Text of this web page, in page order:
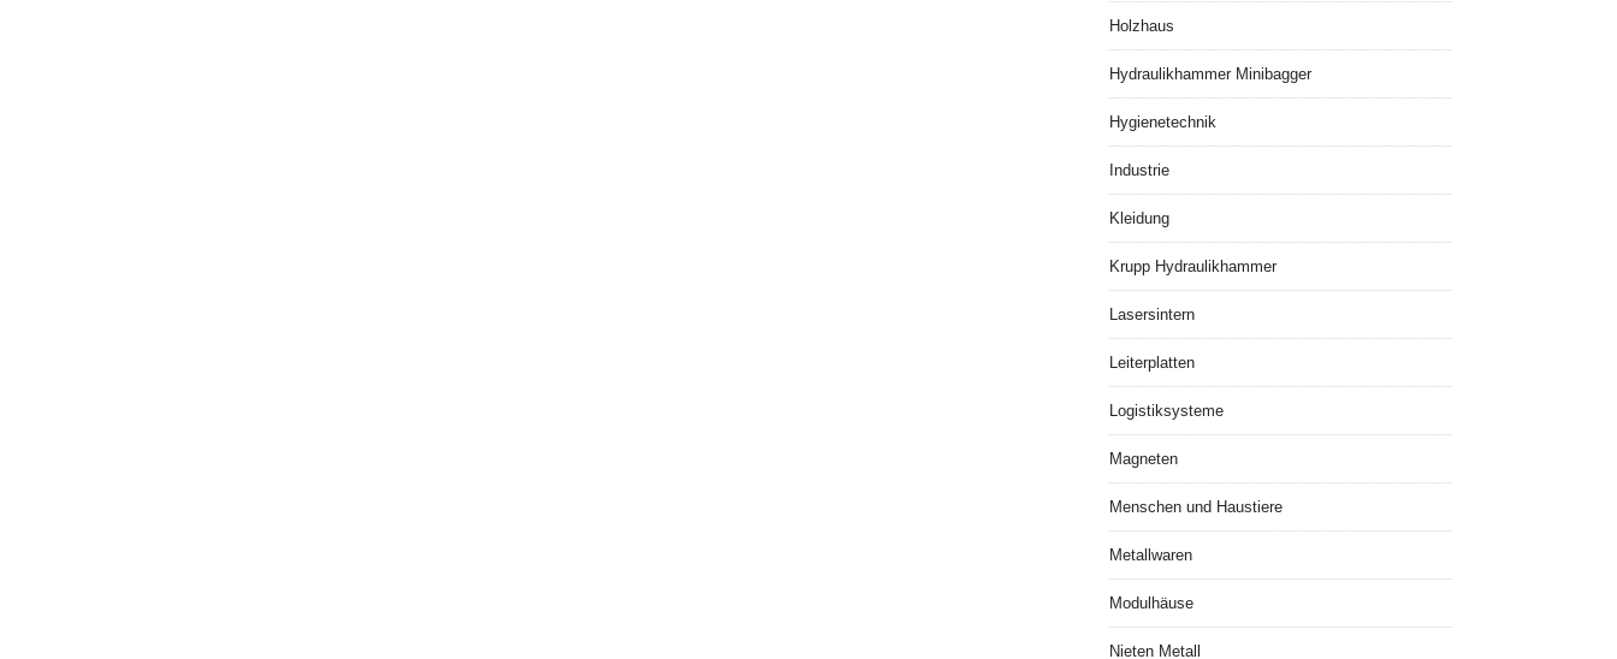
Holzhaus
Hydraulikhammer Minibagger
Hygienetechnik
Industrie
Kleidung
Krupp Hydraulikhammer
Lasersintern
Leiterplatten
Logistiksysteme
Magneten
Menschen und Haustiere
Metallwaren
Modulhäuse
Nieten Metall